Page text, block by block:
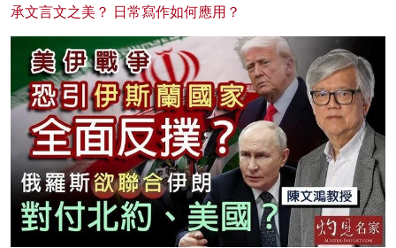
承文言文之美？ 日常寫作如何應用？